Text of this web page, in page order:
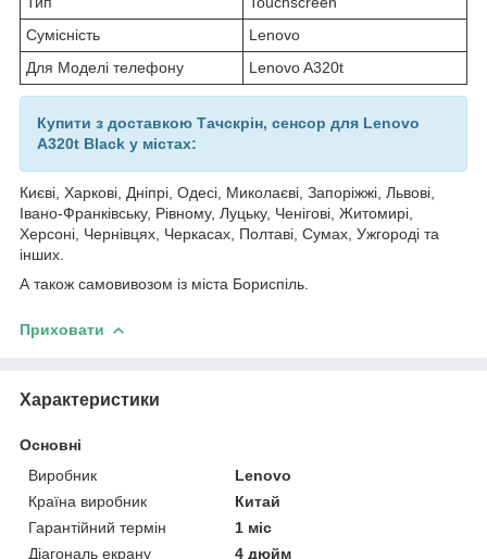
Сумісність
Lenovo
Для Моделі телефону
Lenovo A320t
Купити з доставкою Тачскрін, сенсор для Lenovo
A320t Black у містах:
Києві, Харкові, Дніпрі, Одесі, Миколаєві, Запоріжжі, Львові,
Івано-Франківську, Рівному, Луцьку, Ченігові, Житомирі,
Херсоні, Чернівцях, Черкасах, Полтаві, Сумах, Ужгороді та
інших.
А також самовивозом із міста Бориспіль.
Приховати
Характеристики
Основні
Виробник
Lenovo
Країна виробник
Китай
Гарантійний термін
1 міс
Діагональ екрану
4 дюйм